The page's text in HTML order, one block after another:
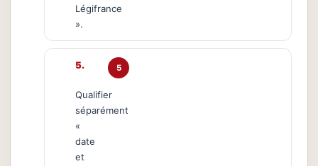
Légifrance
».
5
Qualifier
séparément
«
date
et